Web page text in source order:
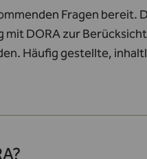
Fragen bereit.
DORA zur
Häufig gestellte,